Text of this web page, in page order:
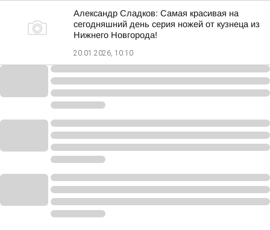
Александр Сладков: Самая красивая на
сегодняшний день серия ножей от кузнеца из
Нижнего Новгорода!
20.01.2026, 10:10